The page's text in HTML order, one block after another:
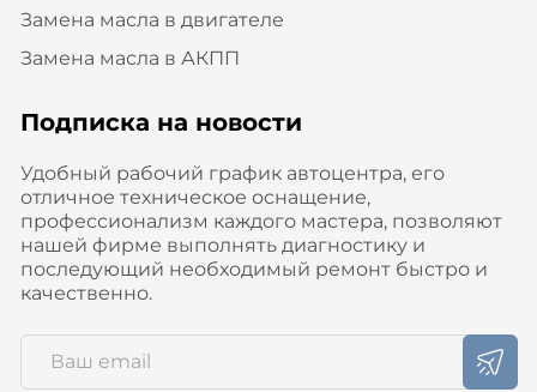
Замена масла в двигателе
Замена масла в АКПП
Подписка на новости
Удобный рабочий график автоцентра, его
отличное техническое оснащение,
профессионализм каждого мастера, позволяют
нашей фирме выполнять диагностику и
последующий необходимый ремонт быстро и
качественно.